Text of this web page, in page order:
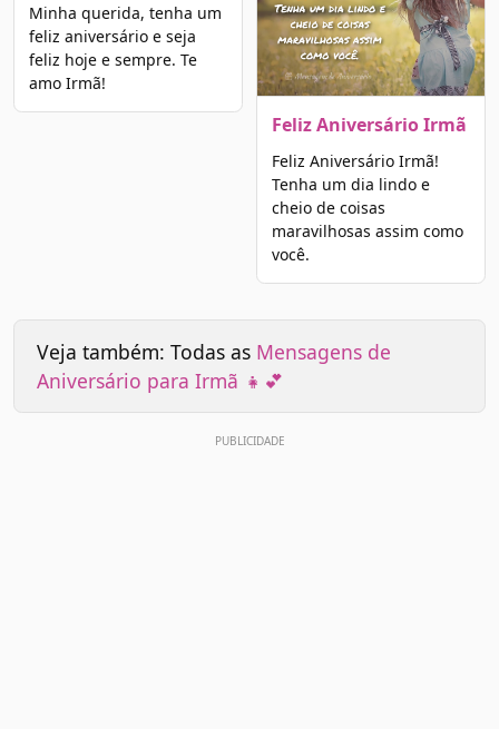
Minha querida, tenha um
feliz aniversário e seja
feliz hoje e sempre. Te
amo Irmã!
Feliz Aniversário Irmã
Feliz Aniversário Irmã!
Tenha um dia lindo e
cheio de coisas
maravilhosas assim como
você.
Veja também: Todas as Mensagens de
Aniversário para Irmã 👧💕